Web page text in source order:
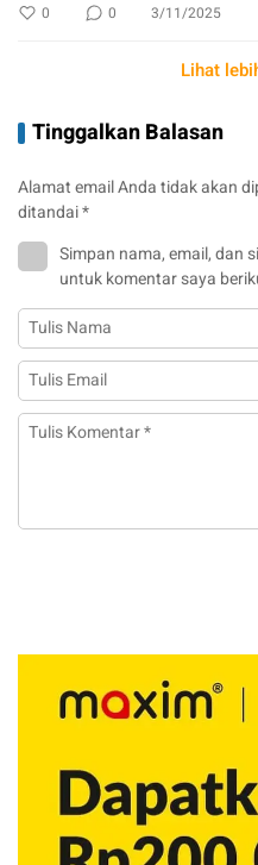
0 0 3/11/2025
Lihat
Tinggalkan Balasan
Alamat email Anda tidak akan
ditandai*
Simpan nama, email, dan
untuk komentar saya